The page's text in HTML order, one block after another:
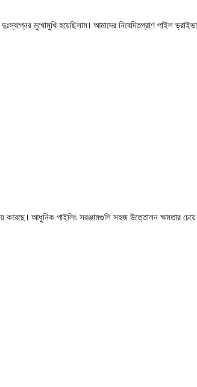
মুখোমুখি হয়েছিলাম। আমাদের নিবেদিতপ্রাণ পাইল
আধুনিক পাইলিং সরঞ্জামগুলি সহজ উত্তোলন ক্ষমতার